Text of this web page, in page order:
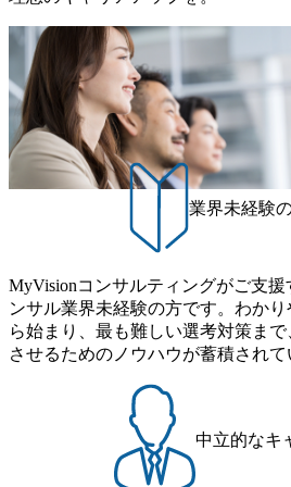
案がサービスに直接反映されやす
きます。 ● 勤務地 東京都渋谷区渋谷3丁目6-7 渋谷金王タワ
ー 事業所内禁煙(入居する施設に喫
則により就業時間内の喫煙を全面
制度あり オンライン ● 必須要件 以
持ちの方 ・システム・ソフトウェ
件定義～基本設計など上流経験2年
● 歓迎要件 ・要件定義から詳細設
工程の経験 ・サブリーダー以上の
様との折衝経験、交渉経験 ・組織
務改善に取り組まれたご経験 ・ア
で主体的に動ける方 ・年齢にこだ
直に受け取れる方 ・推進力のある方
に感じ、他Big4ではなくアビーム
といえばSAPをはじめとしたシス
こともあるが実態としては経営戦
どのトップラインを上げるための
スポーツ&エンターテイメント領域
し、業界内で大きな存在感を誇る
タイルやライフイベントに対応した
実現するため、さまざまなサポート
文化理解や女性の活躍推進などの取
クス制度やフリーロケーション制
どの多様な働き方をサポートする
6年8月23日(日) 9:00～18:00終了
6年8月23日(日)にSustainable SCM
します。 当SUは「GlobalでのSCM
ストの構造改革」といった伝統的
イアントがこれから取組むべき「グ
った社会課題やテーマに対して、
事例などを基に企業の構造改革と
みを行うプロフェッショナルチーム
象となるポジションは下記となり
(土) の対面Kick-offイベントを皮切
ム ※初回プログラム : 8月29日(土
日(水) 16:00 Bain & Company Tokyo
ogram (女性候補者向け選考支援プ
ます。クライアントに斬新なソリュ
雑な経営課題を解決するために、チ
は欠かせません。是非、ユニークな
性の皆様に多数ご参画頂きたいと
性はどのように活躍をしているの
験がなく対策の仕方が知りたい」
食事などのカジュアルな交流、実
ススタディ、1対1の模擬面接等、
月の期間に渡り行い、選考にご参
ルタント未経験の方でも、戦略コン
仕事内容からお話をさせていただ
ルティングにご興味をお持ちの方
にはWebテストを8月20日までに受
日までにプログラム参加者をご案
業界未経験
MyVisionコンサルティングがご支援
ンサル業界未経験の方です。わか
ら始まり、最も難しい選考対策ま
させるためのノウハウが蓄積されて
中立的なキ